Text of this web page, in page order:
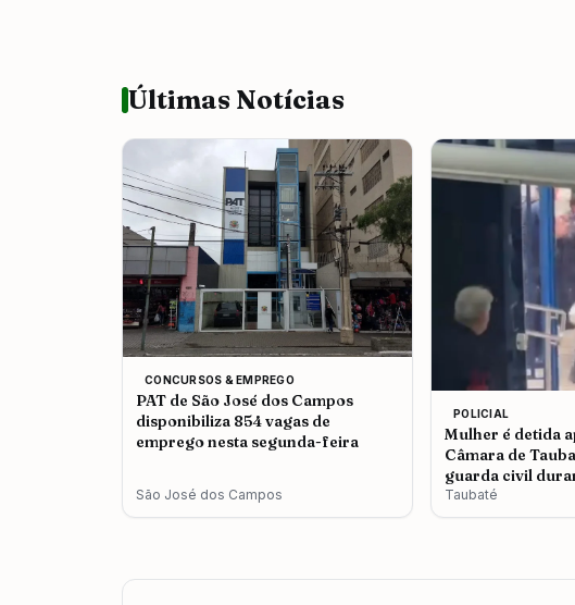
Últimas Notícias
CONCURSOS & EMPREGO
PAT de São José dos Campos
disponibiliza 854 vagas de
emprego nesta segunda-feira
São José dos Campos
POLICIAL
Mulher é detida
Câmara de
guarda civil
Taubaté